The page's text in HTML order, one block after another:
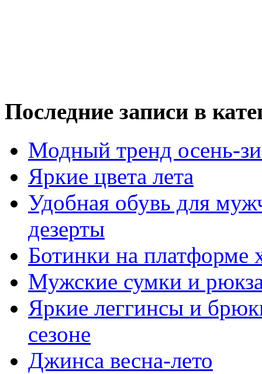
Последние записи в
Модный тренд осень-
Яркие цвета лета
Удобная обувь для
дезерты
Ботинки на
Мужские сумки и
Яркие леггинсы и
сезоне
Джинса весна-лето